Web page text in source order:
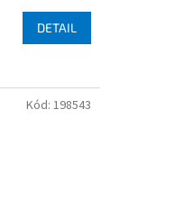
DETAIL
Kód: 198543